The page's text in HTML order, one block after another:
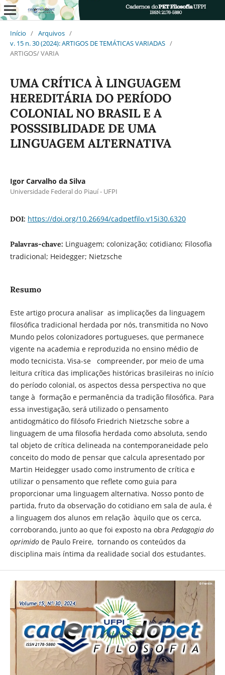
Início / Arquivos /
v. 15 n. 30 (2024): ARTIGOS DE TEMÁTICAS VARIADAS /
ARTIGOS/ VARIA
UMA CRÍTICA À LINGUAGEM
HEREDITÁRIA DO PERÍODO
COLONIAL NO BRASIL E A
POSSSIBLIDADE DE UMA
LINGUAGEM ALTERNATIVA
Igor Carvalho da Silva
Universidade Federal do Piauí - UFPI
DOI: https://doi.org/10.26694/cadpetfilo.v15i30.6320
Palavras-chave: Linguagem; colonização; cotidiano; Filosofia
tradicional; Heidegger; Nietzsche
Resumo
Este artigo procura analisar as implicações da linguagem
filosófica tradicional herdada por nós, transmitida no Novo
Mundo pelos colonizadores portugueses, que permanece
vigente na academia e reproduzida no ensino médio de
modo tecnicista. Visa-se compreender, por meio de uma
leitura crítica das implicações históricas brasileiras no início
do período colonial, os aspectos dessa perspectiva no que
tange à formação e permanência da tradição filosófica. Para
essa investigação, será utilizado o pensamento
antidogmático do filósofo Friedrich Nietzsche sobre a
linguagem de uma filosofia herdada como absoluta, sendo
tal objeto de crítica delineada na contemporaneidade pelo
conceito do modo de pensar que calcula apresentado por
Martin Heidegger usado como instrumento de crítica e
utilizar o pensamento que reflete como guia para
proporcionar uma linguagem alternativa. Nosso ponto de
partida, fruto da observação do cotidiano em sala de aula, é
a linguagem dos alunos em relação àquilo que os cerca,
corroborando, junto ao que foi exposto na obra Pedagogia do
oprimidode Paulo Freire, tornando os conteúdos da
disciplina mais íntima da realidade social dos estudantes.